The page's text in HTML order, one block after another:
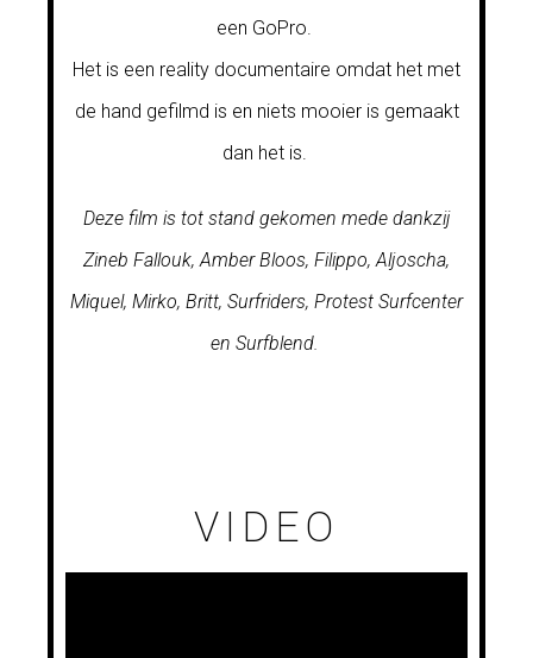
een GoPro.
Het is een reality documentaire omdat het met
de hand gefilmd is en niets mooier is gemaakt
dan het is.
Deze film is tot stand gekomen mede dankzij
Zineb Fallouk, Amber Bloos, Filippo, Aljoscha,
Miquel, Mirko, Britt, Surfriders, Protest Surfcenter
en Surfblend.
VIDEO